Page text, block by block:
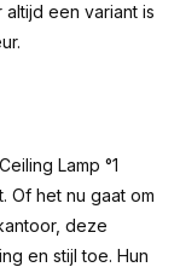
een variant is
Lamp °1
Of het nu gaat om
deze
en stijl toe. Hun